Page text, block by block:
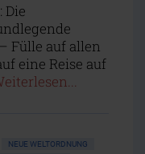
Die
Fülle auf allen
eine Reise auf
NEUE WELTORDNUNG